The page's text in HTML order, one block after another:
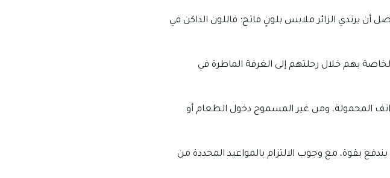
أن يرتدي الزائر ملابس بلونٍ فاتح؛ فاللون الداكن في
بهم خلال رحلتهم إلى الغرفة الماطرة في
المحمولة، ومن غير المسموح دخول الطعام أو
بقوة، مع وجوب الالتزام بالمواعيد المحددة من